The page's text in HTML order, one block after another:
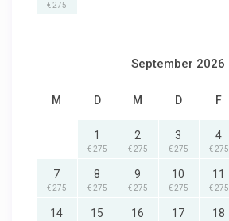
€ 275
September 2026
M D M D F
1
€ 275
2
€ 275
3
€ 275
4
€ 275
7
€ 275
8
€ 275
9
€ 275
10
€ 275
11
€ 275
14 15 16 17 18